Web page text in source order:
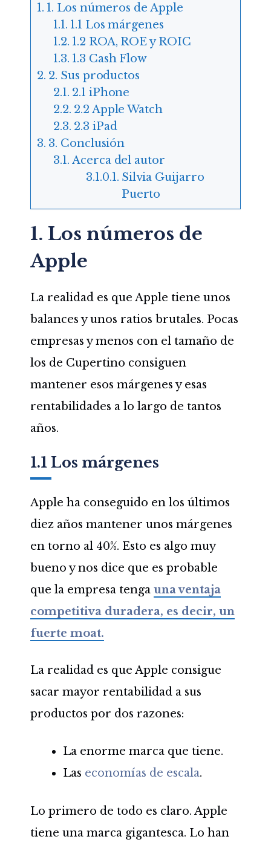
1. Los números de Apple
1.1 Los márgenes
1.2 ROA, ROE y ROIC
1.3 Cash Flow
2. Sus productos
2.1 iPhone
2.2 Apple Watch
2.3 iPad
3. Conclusión
Acerca del autor
Silvia Guijarro
Puerto
1. Los números de
Apple
La realidad es que Apple tiene unos
balances y unos ratios brutales. Pocas
empresas y menos con el tamaño de
los de Cupertino consiguen
mantener esos márgenes y esas
rentabilidades a lo largo de tantos
años.
1.1 Los márgenes
Apple ha conseguido en los últimos
diez años mantener unos márgenes
en torno al 40%. Esto es algo muy
bueno y nos dice que es probable
que la empresa tenga una ventaja
competitiva duradera, es decir, un
fuerte moat.
La realidad es que Apple consigue
sacar mayor rentabilidad a sus
productos por dos razones:
La enorme marca que tiene.
Las economías de escala.
Lo primero de todo es claro. Apple
tiene una marca gigantesca. Lo han